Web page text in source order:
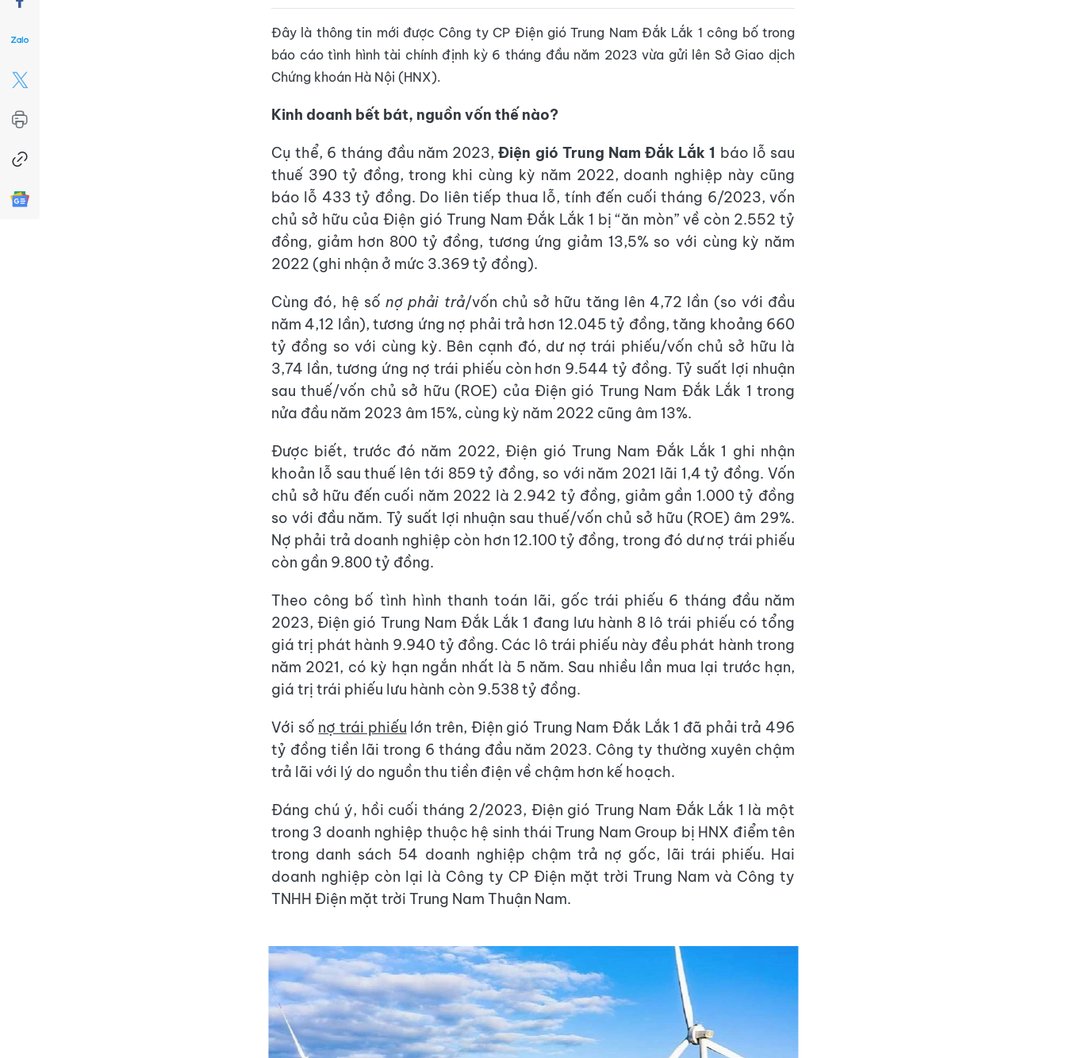
Đây là thông tin mới được Công ty CP Điện gió Trung Nam Đắk Lắk 1 công bố trong
báo cáo tình hình tài chính định kỳ 6 tháng đầu năm 2023 vừa gửi lên Sở Giao dịch
Chứng khoán Hà Nội (HNX).
Kinh doanh bết bát, nguồn vốn thế nào?
Cụ thể, 6 tháng đầu năm 2023,Điện gió Trung Nam Đắk Lắk 1 báo lỗ sau
thuế 390 tỷ đồng, trong khi cùng kỳ năm 2022, doanh nghiệp này cũng
báo lỗ 433 tỷ đồng. Do liên tiếp thua lỗ, tính đến cuối tháng 6/2023, vốn
chủ sở hữu của Điện gió Trung Nam Đắk Lắk 1 bị “ăn mòn” về còn 2.552 tỷ
đồng, giảm hơn 800 tỷ đồng, tương ứng giảm 13,5% so với cùng kỳ năm
2022 (ghi nhận ở mức 3.369 tỷ đồng).
Cùng đó, hệ số nợ phải trả/vốn chủ sở hữu tăng lên 4,72 lần (so với đầu
năm 4,12 lần), tương ứng nợ phải trả hơn 12.045 tỷ đồng, tăng khoảng 660
tỷ đồng so với cùng kỳ. Bên cạnh đó, dư nợ trái phiếu/vốn chủ sở hữu là
3,74 lần, tương ứng nợ trái phiếu còn hơn 9.544 tỷ đồng. Tỷ suất lợi nhuận
sau thuế/vốn chủ sở hữu (ROE) của Điện gió Trung Nam Đắk Lắk 1 trong
nửa đầu năm 2023 âm 15%, cùng kỳ năm 2022 cũng âm 13%.
Được biết, trước đó năm 2022, Điện gió Trung Nam Đắk Lắk 1 ghi nhận
khoản lỗ sau thuế lên tới 859 tỷ đồng, so với năm 2021 lãi 1,4 tỷ đồng. Vốn
chủ sở hữu đến cuối năm 2022 là 2.942 tỷ đồng, giảm gần 1.000 tỷ đồng
so với đầu năm. Tỷ suất lợi nhuận sau thuế/vốn chủ sở hữu (ROE) âm 29%.
Nợ phải trả doanh nghiệp còn hơn 12.100 tỷ đồng, trong đó dư nợ trái phiếu
còn gần 9.800 tỷ đồng.
Theo công bố tình hình thanh toán lãi, gốc trái phiếu 6 tháng đầu năm
2023, Điện gió Trung Nam Đắk Lắk 1 đang lưu hành 8 lô trái phiếu có tổng
giá trị phát hành 9.940 tỷ đồng. Các lô trái phiếu này đều phát hành trong
năm 2021, có kỳ hạn ngắn nhất là 5 năm. Sau nhiều lần mua lại trước hạn,
giá trị trái phiếu lưu hành còn 9.538 tỷ đồng.
Với số nợ trái phiếu lớn trên, Điện gió Trung Nam Đắk Lắk 1 đã phải trả 496
tỷ đồng tiền lãi trong 6 tháng đầu năm 2023. Công ty thường xuyên chậm
trả lãi với lý do nguồn thu tiền điện về chậm hơn kế hoạch.
Đáng chú ý, hồi cuối tháng 2/2023, Điện gió Trung Nam Đắk Lắk 1 là một
trong 3 doanh nghiệp thuộc hệ sinh thái Trung Nam Group bị HNX điểm tên
trong danh sách 54 doanh nghiệp chậm trả nợ gốc, lãi trái phiếu. Hai
doanh nghiệp còn lại là Công ty CP Điện mặt trời Trung Nam và Công ty
TNHH Điện mặt trời Trung Nam Thuận Nam.